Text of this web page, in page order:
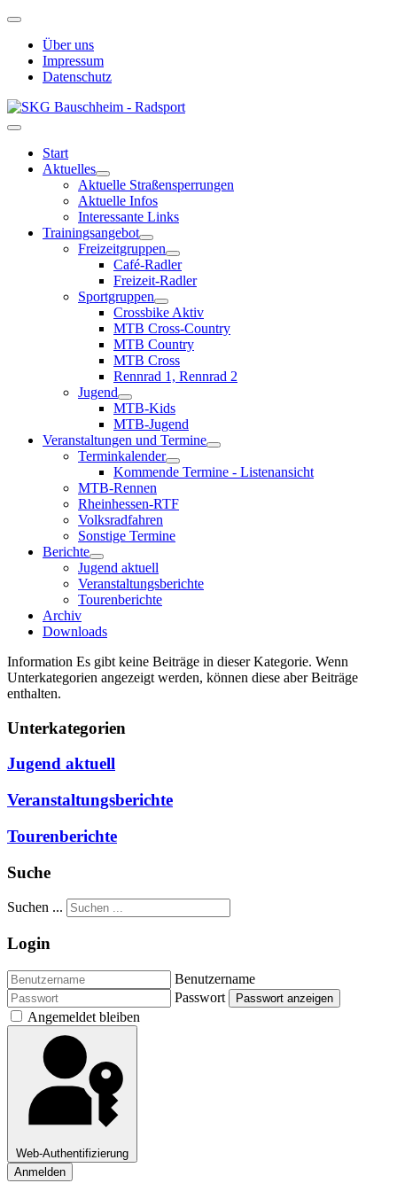
Über uns
Impressum
Datenschutz
Start
Aktuelles
Aktuelle Straßensperrungen
Aktuelle Infos
Interessante Links
Trainingsangebot
Freizeitgruppen
Café-Radler
Freizeit-Radler
Sportgruppen
Crossbike Aktiv
MTB Cross-Country
MTB Country
MTB Cross
Rennrad 1, Rennrad 2
Jugend
MTB-Kids
MTB-Jugend
Veranstaltungen und Termine
Terminkalender
Kommende Termine - Listenansicht
MTB-Rennen
Rheinhessen-RTF
Volksradfahren
Sonstige Termine
Berichte
Jugend aktuell
Veranstaltungsberichte
Tourenberichte
Archiv
Downloads
Information Es gibt keine Beiträge in dieser Kategorie. Wenn
Unterkategorien angezeigt werden, können diese aber Beiträge
enthalten.
Unterkategorien
Jugend aktuell
Veranstaltungsberichte
Tourenberichte
Suche
Suchen ...
Login
Benutzername
Passwort
Passwort anzeigen
Angemeldet bleiben
Web-Authentifizierung
Anmelden